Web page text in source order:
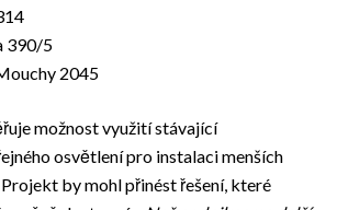
390/5
2045
možnost využití stávající
osvětlení pro instalaci menších
by mohl přinést řešení, které